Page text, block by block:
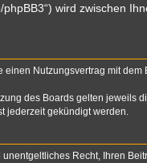
wird zwischen
Nutzungsvertrag mit
des Boards gelten jeweils
jederzeit gekündigt werden.
Recht, Ihren